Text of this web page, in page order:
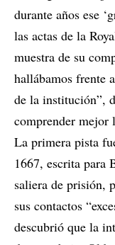
durante años ese
las actas de la
muestra de su
hallábamos frente
de la institución”,
comprender mejor
La primera pista
1667, escrita para
saliera de prisión,
sus contactos
descubrió que la